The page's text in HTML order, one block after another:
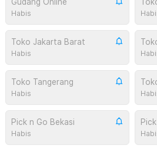
Habis
Toko Jakarta Barat
Habis
Toko Tangerang
Habis
Pick n Go Bekasi
Habis